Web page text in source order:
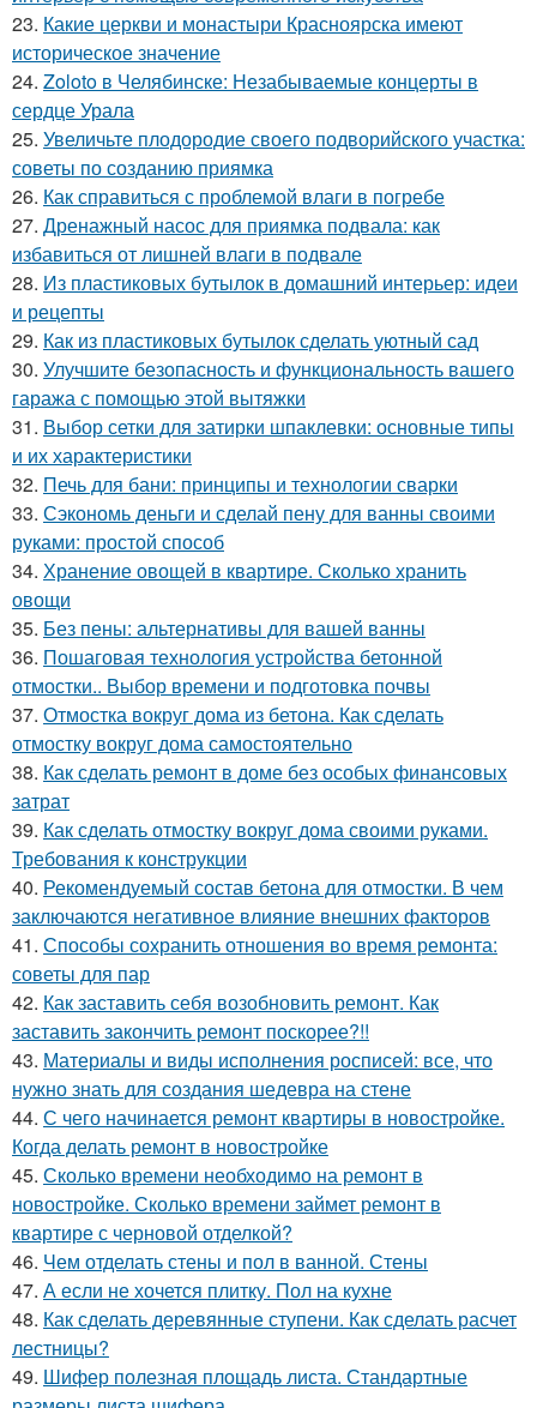
23. Какие церкви и монастыри Красноярска имеют
историческое значение
24. Zoloto в Челябинске: Незабываемые концерты в
сердце Урала
25. Увеличьте плодородие своего подворийского участка:
советы по созданию приямка
26. Как справиться с проблемой влаги в погребе
27. Дренажный насос для приямка подвала: как
избавиться от лишней влаги в подвале
28. Из пластиковых бутылок в домашний интерьер: идеи
и рецепты
29. Как из пластиковых бутылок сделать уютный сад
30. Улучшите безопасность и функциональность вашего
гаража с помощью этой вытяжки
31. Выбор сетки для затирки шпаклевки: основные типы
и их характеристики
32. Печь для бани: принципы и технологии сварки
33. Сэкономь деньги и сделай пену для ванны своими
руками: простой способ
34. Хранение овощей в квартире. Сколько хранить
овощи
35. Без пены: альтернативы для вашей ванны
36. Пошаговая технология устройства бетонной
отмостки.. Выбор времени и подготовка почвы
37. Отмостка вокруг дома из бетона. Как сделать
отмостку вокруг дома самостоятельно
38. Как сделать ремонт в доме без особых финансовых
затрат
39. Как сделать отмостку вокруг дома своими руками.
Требования к конструкции
40. Рекомендуемый состав бетона для отмостки. В чем
заключаются негативное влияние внешних факторов
41. Способы сохранить отношения во время ремонта:
советы для пар
42. Как заставить себя возобновить ремонт. Как
заставить закончить ремонт поскорее?!!
43. Материалы и виды исполнения росписей: все, что
нужно знать для создания шедевра на стене
44. С чего начинается ремонт квартиры в новостройке.
Когда делать ремонт в новостройке
45. Сколько времени необходимо на ремонт в
новостройке. Сколько времени займет ремонт в
квартире с черновой отделкой?
46. Чем отделать стены и пол в ванной. Стены
47. А если не хочется плитку. Пол на кухне
48. Как сделать деревянные ступени. Как сделать расчет
лестницы?
49. Шифер полезная площадь листа. Стандартные